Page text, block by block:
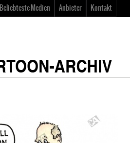
Beliebteste Medien Anbieter Kontakt